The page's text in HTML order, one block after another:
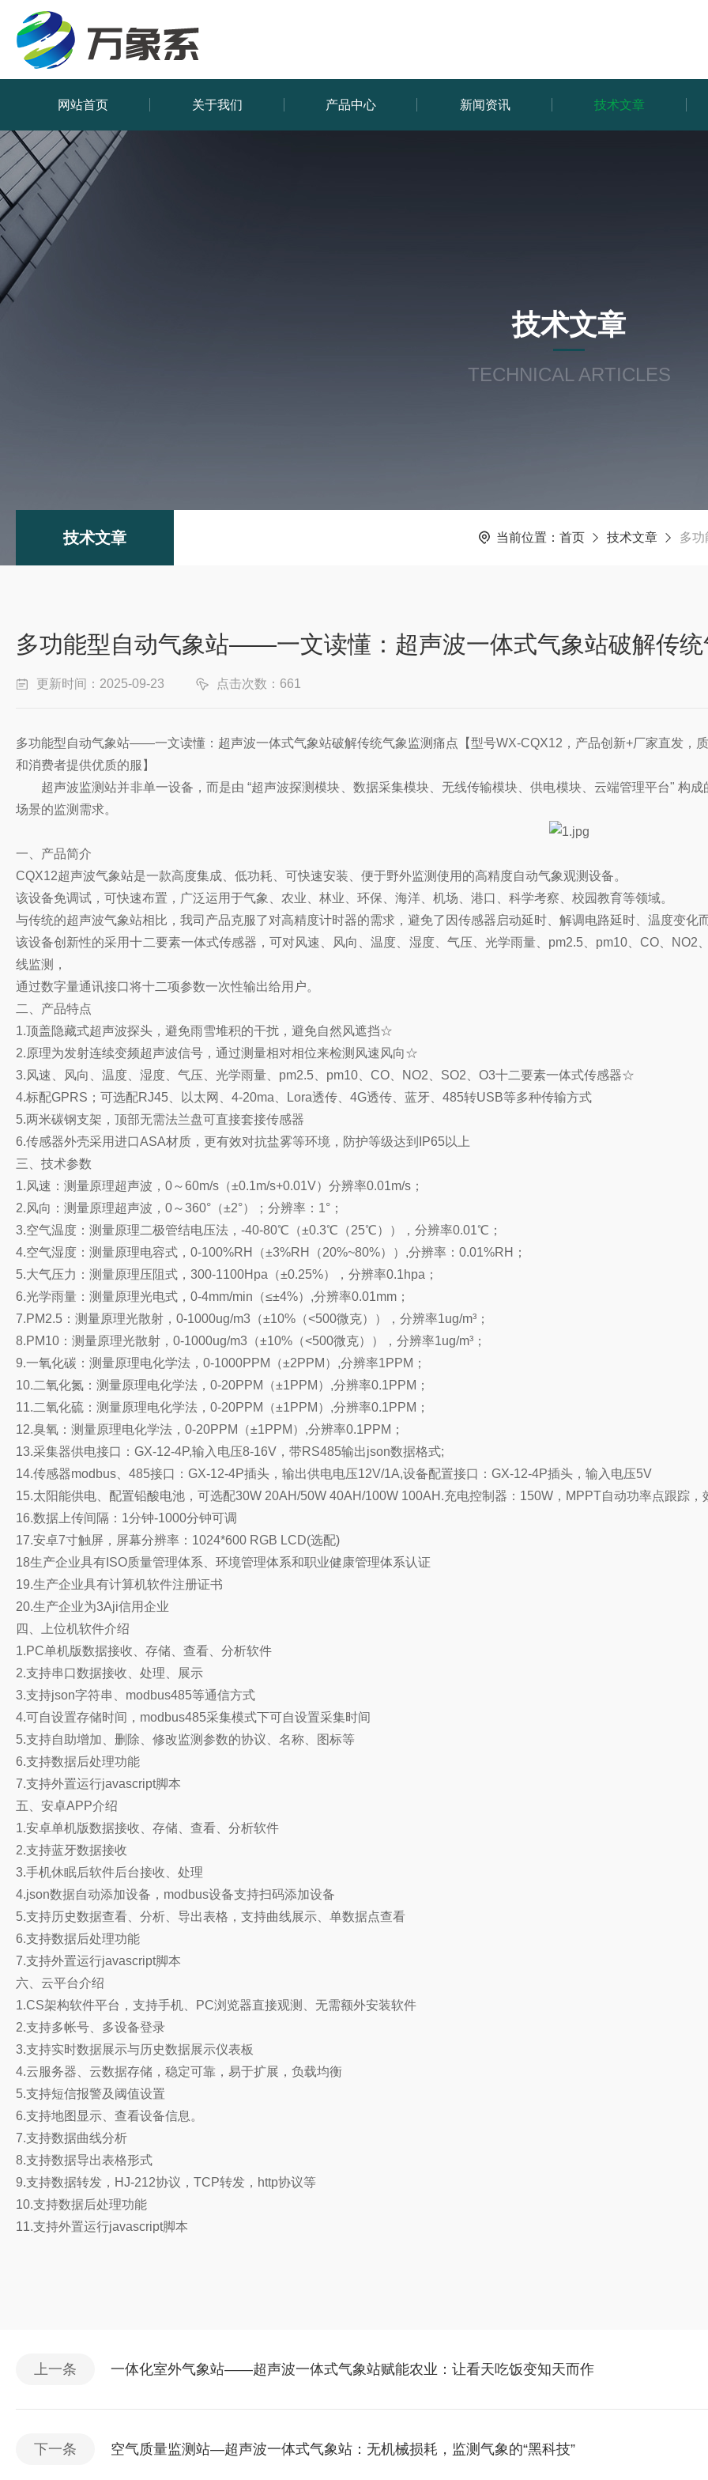
网站首页 关于我们 产品中心 新闻资讯 技术文章
技术文章
TECHNICAL ARTICLES
技术文章 当前位置： 首页 技术文章 多
多功能型自动气象站——一文读懂：超声波一体式气象站破解传统
更新时间：2025-09-23 点击次数：661
多功能型自动气象站——一文读懂：超声波一体式气象站破解传统气象监测痛点 【型号WX-CQX12，产品创新+厂家直发，
和消费者提供优质的服】
超声波监测站并非单一设备，而是由 “超声波探测模块、数据采集模块、无线传输模块、供电模块、云端管理平台" 构
场景的监测需求。
一、产品简介
CQX12超声波气象站是一款高度集成、低功耗、可快速安装、便于野外监测使用的高精度自动气象观测设备。
该设备免调试，可快速布置，广泛运用于气象、农业、林业、环保、海洋、机场、港口、科学考察、校园教育等领域。
与传统的超声波气象站相比，我司产品克服了对高精度计时器的需求，避免了因传感器启动延时、解调电路延时、温度变化
该设备创新性的采用十二要素一体式传感器，可对风速、风向、温度、湿度、气压、光学雨量、pm2.5、pm10、CO、
线监测，
通过数字量通讯接口将十二项参数一次性输出给用户。
二、产品特点
1.顶盖隐藏式超声波探头，避免雨雪堆积的干扰，避免自然风遮挡☆
2.原理为发射连续变频超声波信号，通过测量相对相位来检测风速风向☆
3.风速、风向、温度、湿度、气压、光学雨量、pm2.5、pm10、CO、NO2、SO2、O3十二要素一体式传感器☆
4.标配GPRS；可选配RJ45、以太网、4-20ma、Lora透传、4G透传、蓝牙、485转USB等多种传输方式
5.两米碳钢支架，顶部无需法兰盘可直接套接传感器
6.传感器外壳采用进口ASA材质，更有效对抗盐雾等环境，防护等级达到IP65以上
三、技术参数
1.风速：测量原理超声波，0～60m/s（±0.1m/s+0.01V）分辨率0.01m/s；
2.风向：测量原理超声波，0～360°（±2°）；分辨率：1°；
3.空气温度：测量原理二极管结电压法，-40-80℃（±0.3℃（25℃）），分辨率0.01℃；
4.空气湿度：测量原理电容式，0-100%RH（±3%RH（20%~80%））,分辨率：0.01%RH；
5.大气压力：测量原理压阻式，300-1100Hpa（±0.25%），分辨率0.1hpa；
6.光学雨量：测量原理光电式，0-4mm/min（≤±4%）,分辨率0.01mm；
7.PM2.5：测量原理光散射，0-1000ug/m3（±10%（<500微克）），分辨率1ug/m³；
8.PM10：测量原理光散射，0-1000ug/m3（±10%（<500微克）），分辨率1ug/m³；
9.一氧化碳：测量原理电化学法，0-1000PPM（±2PPM）,分辨率1PPM；
10.二氧化氮：测量原理电化学法，0-20PPM（±1PPM）,分辨率0.1PPM；
11.二氧化硫：测量原理电化学法，0-20PPM（±1PPM）,分辨率0.1PPM；
12.臭氧：测量原理电化学法，0-20PPM（±1PPM）,分辨率0.1PPM；
13.采集器供电接口：GX-12-4P,输入电压8-16V，带RS485输出json数据格式;
14.传感器modbus、485接口：GX-12-4P插头，输出供电电压12V/1A,设备配置接口：GX-12-4P插头，输入电压5V
15.太阳能供电、配置铅酸电池，可选配30W 20AH/50W 40AH/100W 100AH.充电控制器：150W，MPPT自动功率点跟踪，
16.数据上传间隔：1分钟-1000分钟可调
17.安卓7寸触屏，屏幕分辨率：1024*600 RGB LCD(选配)
18生产企业具有ISO质量管理体系、环境管理体系和职业健康管理体系认证
19.生产企业具有计算机软件注册证书
20.生产企业为3Aji信用企业
四、上位机软件介绍
1.PC单机版数据接收、存储、查看、分析软件
2.支持串口数据接收、处理、展示
3.支持json字符串、modbus485等通信方式
4.可自设置存储时间，modbus485采集模式下可自设置采集时间
5.支持自助增加、删除、修改监测参数的协议、名称、图标等
6.支持数据后处理功能
7.支持外置运行javascript脚本
五、安卓APP介绍
1.安卓单机版数据接收、存储、查看、分析软件
2.支持蓝牙数据接收
3.手机休眠后软件后台接收、处理
4.json数据自动添加设备，modbus设备支持扫码添加设备
5.支持历史数据查看、分析、导出表格，支持曲线展示、单数据点查看
6.支持数据后处理功能
7.支持外置运行javascript脚本
六、云平台介绍
1.CS架构软件平台，支持手机、PC浏览器直接观测、无需额外安装软件
2.支持多帐号、多设备登录
3.支持实时数据展示与历史数据展示仪表板
4.云服务器、云数据存储，稳定可靠，易于扩展，负载均衡
5.支持短信报警及阈值设置
6.支持地图显示、查看设备信息。
7.支持数据曲线分析
8.支持数据导出表格形式
9.支持数据转发，HJ-212协议，TCP转发，http协议等
10.支持数据后处理功能
11.支持外置运行javascript脚本
上一条 一体化室外气象站——超声波一体式气象站赋能农业：让看天吃饭变知天而作
下一条 空气质量监测站—超声波一体式气象站：无机械损耗，监测气象的“黑科技”